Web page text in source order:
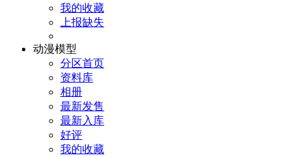
我的收藏
上报缺失
动漫模型
分区首页
资料库
相册
最新发售
最新入库
好评
我的收藏